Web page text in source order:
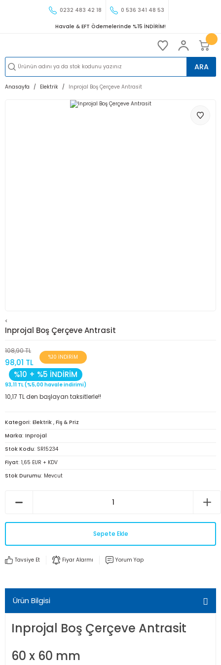
0232 483 42 18 0 536 341 48 53
Havale & EFT Ödemelerinde %15 İNDİRİM!
ARA
Anasayfa Elektrik Inprojal Boş Çerçeve Antrasit
<
Inprojal Boş Çerçeve Antrasit
108,90 TL
98,01 TL
%10 İNDİRİM
%10 + %5 İNDİRİM
93,11 TL (%5,00 havale indirimi)
10,17 TL den başlayan taksitlerle!!
Kategori Elektrik , Fiş & Priz
Marka Inprojal
Stok Kodu SR15234
Fiyat 1,65 EUR + KDV
Stok Durumu Mevcut
Sepete Ekle
Tavsiye Et Fiyar Alarmı Yorum Yap
Ürün Bilgisi
Inprojal Boş Çerçeve Antrasit
60 x 60 mm